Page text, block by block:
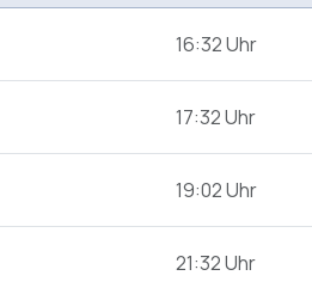
16:32 Uhr
17:32 Uhr
19:02 Uhr
21:32 Uhr